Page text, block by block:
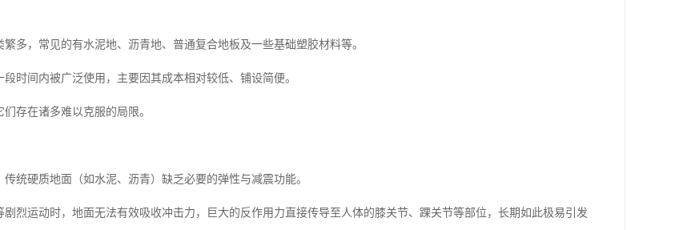
多，常见的有水泥地、沥青地、普通复合地板及一些基础塑胶材料等。
时间内被广泛使用，主要因其成本相对较低、铺设简便。
存在诸多难以克服的局限。
统硬质地面（如水泥、沥青）缺乏必要的弹性与减震功能。
烈运动时，地面无法有效吸收冲击力，巨大的反作用力直接传导至人体的膝关节、踝关节等部位，长期如此极易引发